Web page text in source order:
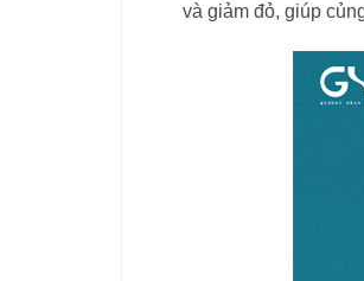
và giảm đỏ, giúp